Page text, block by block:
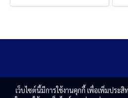
เว็บไซต์นี้มีการใช้งานคุกกี้ เพื่อเพิ่มปร